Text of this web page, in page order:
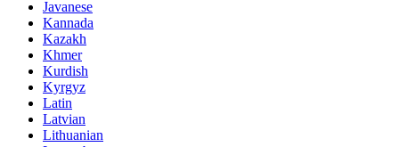
Javanese
Kannada
Kazakh
Khmer
Kurdish
Kyrgyz
Latin
Latvian
Lithuanian